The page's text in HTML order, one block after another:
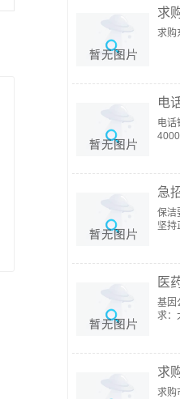
求
求购
电
电话
急
保洁
坚持
医
基因
求：
求
求购